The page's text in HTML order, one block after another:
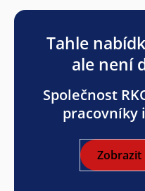
Tahle
ale není
Společnost
pracovníky